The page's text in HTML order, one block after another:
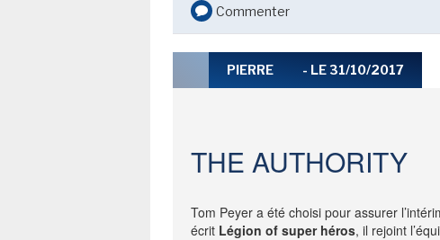
JEUNESSE
SÉRIE TV
Commenter
PIERRE - LE 31/10/2017
THE AUTHORITY
Tom Peyer a été choisi pour assurer
écrit Légion of super héros, il rejoint